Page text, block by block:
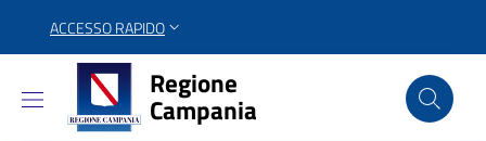
ACCESSO RAPIDO
Regione Campania
Regione
Campania